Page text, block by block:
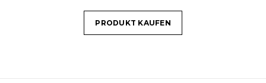
PRODUKT KAUFEN